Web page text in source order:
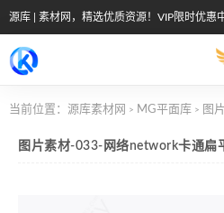
源库 | 素材网，精选优质资源！VIP限时优惠
当前位置： 源库素材网 > MG平面库 > 图片
图片素材-033-网络network卡通扁